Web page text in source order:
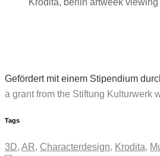
Gefördert mit einem Stipendium
a grant from the Stiftung Kulturwerk
Tags
3D, AR, Characterdesign, Krodita,